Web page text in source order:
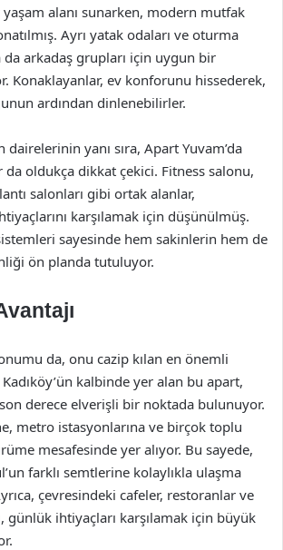
alanı sunarken, modern mutfak
Ayrı yatak odaları ve oturma
da arkadaş grupları için uygun bir
Konaklayanlar, ev konforunu hissederek,
ardından dinlenebilirler.
yanı sıra, Apart Yuvam’da
oldukça dikkat çekici. Fitness salonu,
salonları gibi ortak alanlar,
karşılamak için düşünülmüş.
sayesinde hem sakinlerin hem de
ön planda tutuluyor.
da, onu cazip kılan en önemli
kalbinde yer alan bu apart,
son derece elverişli bir noktada bulunuyor.
metro istasyonlarına ve birçok toplu
mesafesinde yer alıyor. Bu sayede,
farklı semtlerine kolaylıkla ulaşma
çevresindeki cafeler, restoranlar ve
günlük ihtiyaçları karşılamak için büyük